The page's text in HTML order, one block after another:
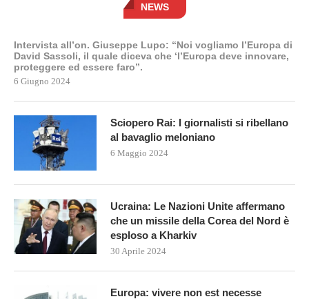
NEWS
Intervista all’on. Giuseppe Lupo: “Noi vogliamo l’Europa di
David Sassoli, il quale diceva che ‘l’Europa deve innovare,
proteggere ed essere faro”.
6 Giugno 2024
Sciopero Rai: I giornalisti si ribellano
al bavaglio meloniano
6 Maggio 2024
Ucraina: Le Nazioni Unite affermano
che un missile della Corea del Nord è
esploso a Kharkiv
30 Aprile 2024
Europa: vivere non est necesse